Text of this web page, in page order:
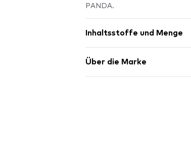
PANDA.
Inhaltsstoffe und Menge
Über die Marke